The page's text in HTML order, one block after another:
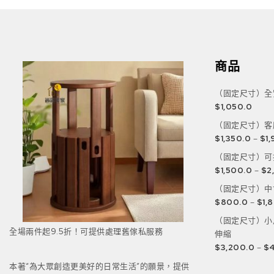
全場兩件起9.5折！可提供處理舊傢私服務
本著“為大眾創造更美好的日常生活”的願景，提供
商品
（固定尺寸）
$1,050.0
（固定尺寸）
$1,350.0 – $
（固定尺寸）
$1,500.0 – $
（固定尺寸）
$800.0 – $
（固定尺寸）
伸縮
$3,200.0 – $